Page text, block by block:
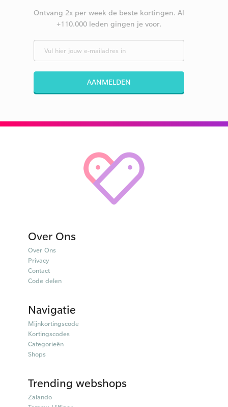
Ontvang 2x per week de beste kortingen. Al
+110.000 leden gingen je voor.
AANMELDEN
Over Ons
Over Ons
Privacy
Contact
Code delen
Navigatie
Mijnkortingscode
Kortingscodes
Categorieën
Shops
Trending webshops
Zalando